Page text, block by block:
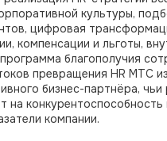
культуры,
цифровая
компенсации и льготы,
благополучия
превращения HR МТС
бизнес-партнёра, чьи
на конкурентоспособность
компании.